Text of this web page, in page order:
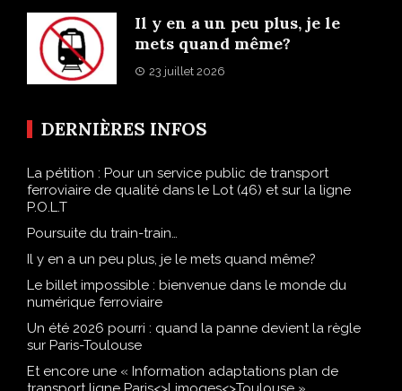
Il y en a un peu plus, je le
mets quand même?
23 juillet 2026
DERNIÈRES INFOS
La pétition : Pour un service public de transport
ferroviaire de qualité dans le Lot (46) et sur la ligne
P.O.L.T
Poursuite du train-train…
Il y en a un peu plus, je le mets quand même?
Le billet impossible : bienvenue dans le monde du
numérique ferroviaire
Un été 2026 pourri : quand la panne devient la règle
sur Paris-Toulouse
Et encore une « Information adaptations plan de